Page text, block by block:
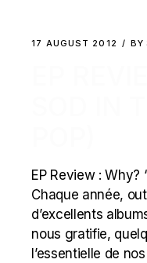
17 AUGUST 2012 BY
EP Review : Why?
Chaque année,
d’excellents
nous gratifie,
l’essentielle de